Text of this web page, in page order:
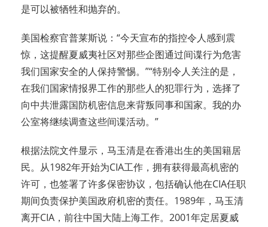
是可以被牺牲和抛弃的。
美国检察官普莱斯说：“今天宣布的指控令人感到震
惊，这提醒夏威夷社区对那些企图通过间谍行为危害
我们国家安全的人保持警惕。”“特别令人关注的是，
在我们国家情报界工作的那些人的犯罪行为，选择了
向中共泄露国防机密信息来背叛同事和国家。我的办
公室将继续调查这些间谍活动。”
根据法院文件显示，马玉清是在香港出生的美国籍居
民。从1982年开始为CIA工作，拥有获得最高机密的
许可，也签署了许多保密协议，包括确认他在CIA任职
期间负责保护美国政府机密的责任。1989年，马玉清
离开CIA，前往中国大陆上海工作。2001年定居夏威